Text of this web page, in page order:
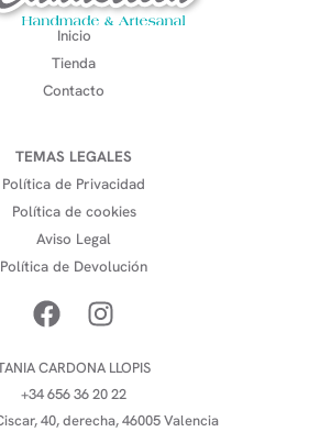
Inicio
Tienda
Contacto
TEMAS LEGALES
Política de Privacidad
Política de cookies
Aviso Legal
Política de Devolución
CARDONA LLOPIS
+34 656 36 20 22
40, derecha, 46005 Valencia